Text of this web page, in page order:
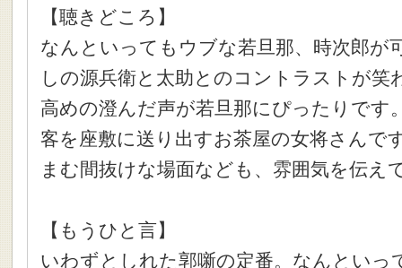
【聴きどころ】
なんといってもウブな若旦那、時次郎が
しの源兵衛と太助とのコントラストが笑
高めの澄んだ声が若旦那にぴったりです
客を座敷に送り出すお茶屋の女将さんで
まむ間抜けな場面なども、雰囲気を伝え
【もうひと言】
いわずとしれた郭噺の定番。なんといっ